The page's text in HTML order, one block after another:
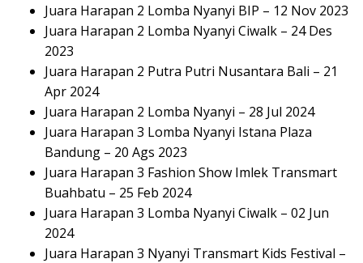
Juara Harapan 2 Lomba Nyanyi BIP – 12 Nov 2023
Juara Harapan 2 Lomba Nyanyi Ciwalk – 24 Des
2023
Juara Harapan 2 Putra Putri Nusantara Bali – 21
Apr 2024
Juara Harapan 2 Lomba Nyanyi – 28 Jul 2024
Juara Harapan 3 Lomba Nyanyi Istana Plaza
Bandung – 20 Ags 2023
Juara Harapan 3 Fashion Show Imlek Transmart
Buahbatu – 25 Feb 2024
Juara Harapan 3 Lomba Nyanyi Ciwalk – 02 Jun
2024
Juara Harapan 3 Nyanyi Transmart Kids Festival –